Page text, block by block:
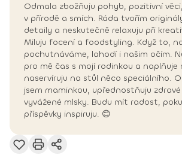
Odmala zbožňuju pohyb, pozitivní
v přírodě a smích. Ráda tvořím
detaily a neskutečně relaxuju při
Miluju focení a foodstyling. Když to,
pochutnáváme, lahodí i našim očím.
pro mě čas s mojí rodinkou a naplňuje
naservíruju na stůl něco speciálního.
jsem maminkou, upřednostňuju
vyvážené mlsky. Budu mít radost,
příspěvky inspiruju. 😊